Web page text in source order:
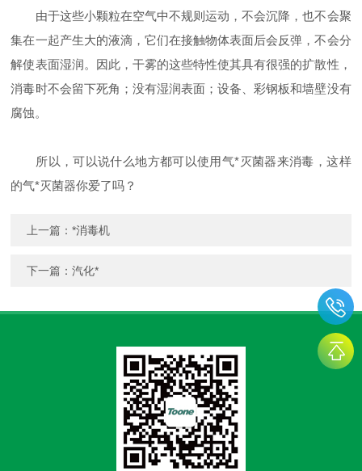
由于这些小颗粒在空气中不规则运动，不会沉降，也不会聚
集在一起产生大的液滴，它们在接触物体表面后会反弹，不会分
解使表面湿润。因此，干雾的这些特性使其具有很强的扩散性，
消毒时不会留下死角；没有湿润表面；设备、彩钢板和墙壁没有
腐蚀。
所以，可以说什么地方都可以使用气*灭菌器来消毒，这样
的气*灭菌器你爱了吗？
上一篇：*消毒机
下一篇：汽化*